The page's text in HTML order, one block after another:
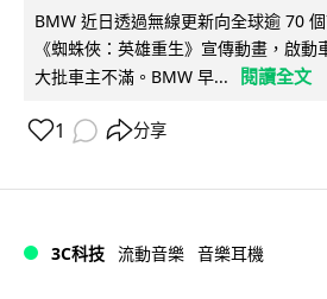
BMW 近日透過無線更新向全球逾 70
《蜘蛛俠：英雄重生》宣傳動畫，啟
大批車主不滿。BMW 早...
閱讀全文
1 分享
3C科技 流動音樂 音樂耳機